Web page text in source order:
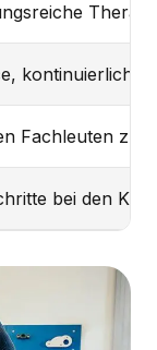
kontinuierlich
Fachleuten
bei den